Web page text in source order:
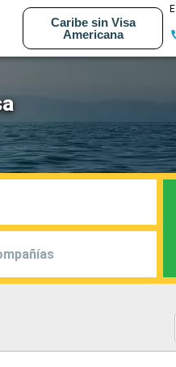
Caribe sin Visa
Americana